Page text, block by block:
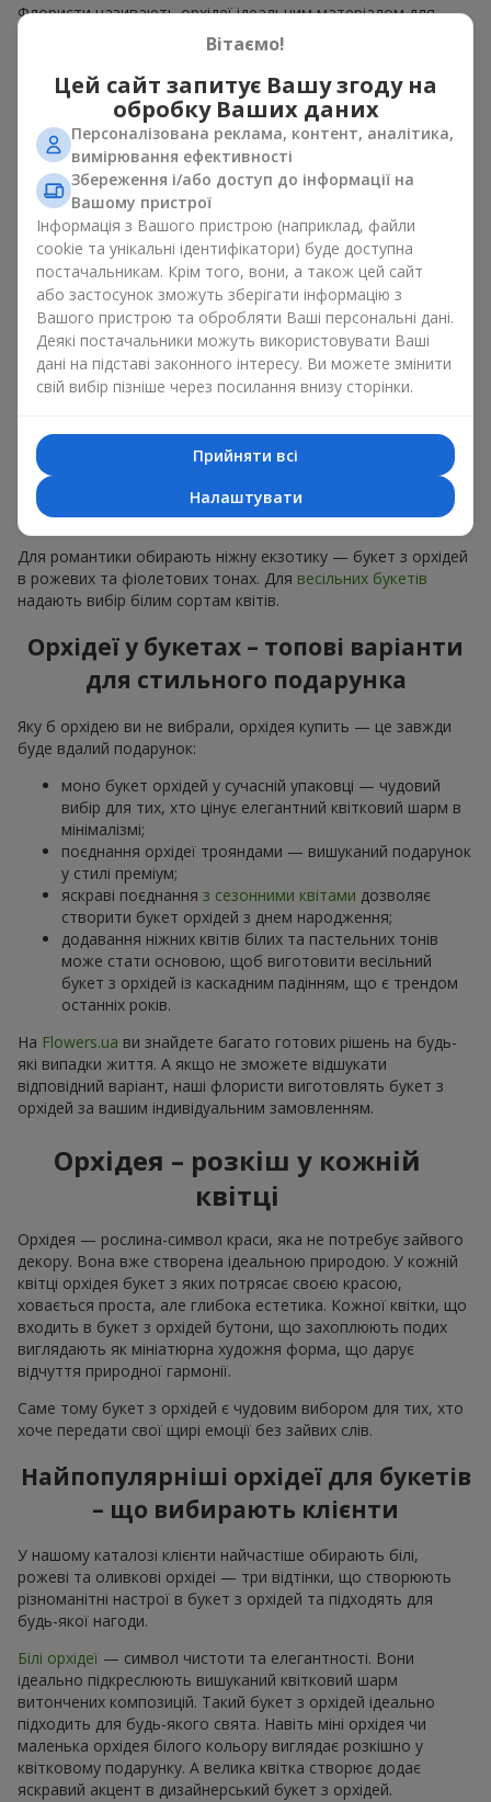
Флористи називають орхідеї ідеальним матеріалом для
незвичайної флористики. Букет з орхідей має чудовий
вигляд як моно рішення для оформлення приміщень, а
також як варіант міксу з іншими квітами, що зберігає свою
виразність у будь-якому форматі. Завдяки своїй структурі
орхідея дозволяє створювати композиції у класичному,
мінімалістичному або сучасному стилі. Букет з орхідей
виглядає ефектно як у камерних, так і в масштабних
роботах, а її розкішні суцвіття легко стають центральним
елементом композиції букет з орхідей. Залежно від
оформлення і сорту рослин різниться на орхідеї ціна.
Зважайте на це перш ніж замовити букет з орхідей.
Кому дарують орхідеї?
Букет з орхідей універсальний і може підійти будь-кому. Їх
даруютькоханим жінками, мамі ,дівчині,дружині , сестрі,
подрузі,колезіабо бізнес-партнеру. Сьогодні можна орхідеї
подарунок стає ще більше.
Букет з орхідей — ідеальна квіткова композиція для
особливої події: річниць,побачень,днів народження
навітьбізнес-привітань.
Для романтики обирають ніжну екзотику — букет з орхідей
в рожевих та фіолетових тонах. Для весільних букетів
надають вибір білим сортам квітів.
Орхідеї у букетах – топові варіанти
для стильного подарунка
Яку б орхідею ви не вибрали, орхідея купить — це завжди
буде вдалий подарунок:
моно букет орхідей у сучасній упаковці — чудовий
вибір для тих, хто цінує елегантний квітковий шарм в
мінімалізмі;
поєднання орхідеї трояндами — вишуканий подарунок
у стилі преміум;
яскраві поєднання з сезонними квітами дозволяє
створити букет орхідей з днем народження;
додавання ніжних квітів білих та пастельних тонів
може стати основою, щоб виготовити весільний
букет з орхідей із каскадним падінням, що є трендом
останніх років.
На Flowers.ua ви знайдете багато готових рішень на будь-
які випадки життя. А якщо не зможете відшукати
відповідний варіант, наші флористи виготовлять букет з
орхідей за вашим індивідуальним замовленням.
Орхідея – розкіш у кожній
квітці
Орхідея — рослина-символ краси, яка не потребує зайвого
декору. Вона вже створена ідеальною природою. У кожній
квітці орхідея букет з яких потрясає своєю красою,
ховається проста, але глибока естетика. Кожної квітки, що
входить в букет з орхідей бутони, що захоплюють подих
виглядають як мініатюрна художня форма, що дарує
відчуття природної гармонії.
Саме тому букет з орхідей є чудовим вибором для тих, хто
хоче передати свої щирі емоції без зайвих слів.
Найпопулярніші орхідеї для букетів
– що вибирають клієнти
У нашому каталозі клієнти найчастіше обирають білі,
рожеві та оливкові орхідеі — три відтінки, що створюють
різноманітні настрої в букет з орхідей та підходять для
будь-якої нагоди.
Білі орхідеї — символ чистоти та елегантності. Вони
ідеально підкреслюють вишуканий квітковий шарм
витончених композицій. Такий букет з орхідей ідеально
підходить для будь-якого свята. Навіть міні орхідея чи
маленька орхідея білого кольору виглядає розкішно у
квітковому подарунку. А велика квітка створює додає
яскравий акцент в дизайнерський букет з орхідей.
Вітаємо!
Цей сайт запитує Вашу згоду на
обробку Ваших даних
Персоналізована реклама, контент, аналітика,
вимірювання ефективності
Збереження і/або доступ до інформації на
Вашому пристрої
Інформація з Вашого пристрою (наприклад, файли
cookie та унікальні ідентифікатори) буде доступна
постачальникам. Крім того, вони, а також цей сайт
або застосунок зможуть зберігати інформацію з
Вашого пристрою та обробляти Ваші персональні дані.
Деякі постачальники можуть використовувати Ваші
дані на підставі законного інтересу. Ви можете змінити
свій вибір пізніше через посилання внизу сторінки.
Прийняти всі
Налаштувати